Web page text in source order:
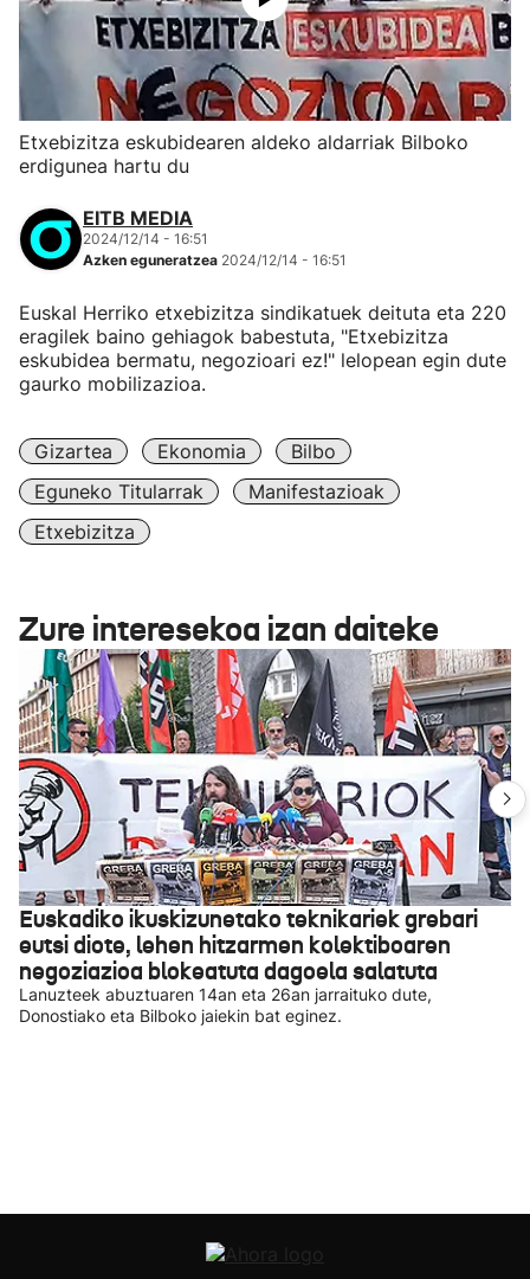
Etxebizitza eskubidearen aldeko aldarriak Bilboko
erdigunea hartu du
EITB MEDIA
2024/12/14 - 16:51
Azken eguneratzea 2024/12/14 - 16:51
Euskal Herriko etxebizitza sindikatuek deituta eta 220
eragilek baino gehiagok babestuta, "Etxebizitza
eskubidea bermatu, negozioari ez!" lelopean egin dute
gaurko mobilizazioa.
Gizartea Ekonomia
Bilbo
Eguneko Titularrak
Manifestazioak
Etxebizitza
Zure interesekoa izan daiteke
Euskadiko ikuskizunetako teknikariek grebari
eutsi diote, lehen hitzarmen kolektiboaren
negoziazioa blokeatuta dagoela salatuta
Lanuzteek abuztuaren 14an eta 26an jarraituko dute,
Donostiako eta Bilboko jaiekin bat eginez.